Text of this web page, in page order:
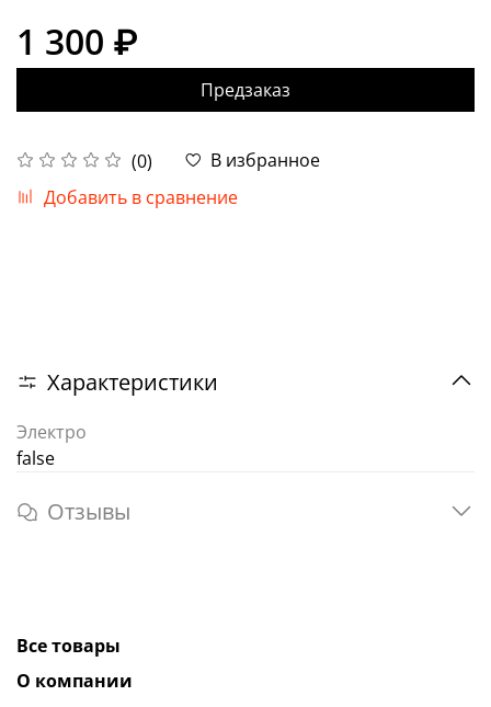
(0)
В избранное
Добавить в сравнение
1 300 ₽
Предзаказ
Характеристики
Электро
false
Отзывы
Все товары
О компании